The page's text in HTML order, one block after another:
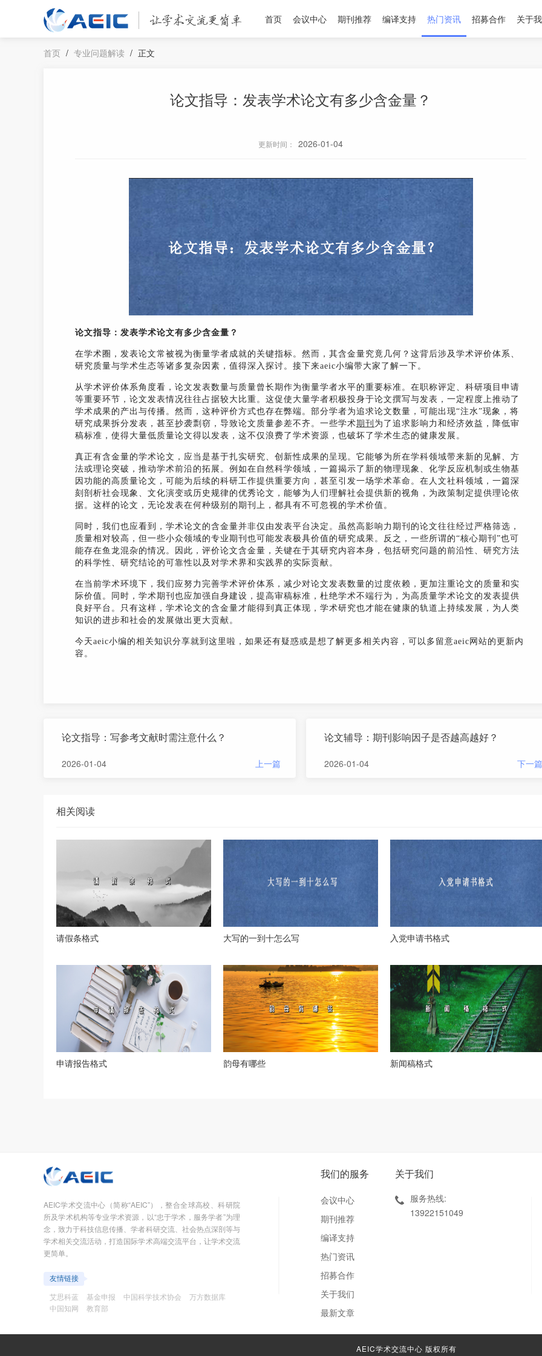
首页 会议中心 期刊推荐 编译支持 热门资讯 招募合作 关于
首页 / 专业问题解读 / 正文
论文指导：发表学术论文有多少含金量？
更新时间： 2026-01-04
论文指导：发表学术论文有多少含金量？
在学术圈，发表论文常被视为衡量学者成就的关键指标。然而，其含金量究竟几何？这背后涉及学术评价体系、
研究质量与学术生态等诸多复杂因素，值得深入探讨。接下来aeic小编带大家了解一下。
从学术评价体系角度看，论文发表数量与质量曾长期作为衡量学者水平的重要标准。在职称评定、科研项目申请
等重要环节，论文发表情况往往占据较大比重。这促使大量学者积极投身于论文撰写与发表，一定程度上推动了
学术成果的产出与传播。然而，这种评价方式也存在弊端。部分学者为追求论文数量，可能出现“注水”现象，将
研究成果拆分发表，甚至抄袭剽窃，导致论文质量参差不齐。一些学术期刊 为了追求影响力和经济效益，降低审
稿标准，使得大量低质量论文得以发表，这不仅浪费了学术资源，也破坏了学术生态的健康发展。
真正有含金量的学术论文，应当是基于扎实研究、创新性成果的呈现。它能够为所在学科领域带来新的见解、方
法或理论突破，推动学术前沿的拓展。例如在自然科学领域，一篇揭示了新的物理现象、化学反应机制或生物基
因功能的高质量论文，可能为后续的科研工作提供重要方向，甚至引发一场学术革命。在人文社科领域，一篇深
刻剖析社会现象、文化演变或历史规律的优秀论文，能够为人们理解社会提供新的视角，为政策制定提供理论依
据。这样的论文，无论发表在何种级别的期刊上，都具有不可忽视的学术价值。
同时，我们也应看到，学术论文的含金量并非仅由发表平台决定。虽然高影响力期刊的论文往往经过严格筛选，
质量相对较高，但一些小众领域的专业期刊也可能发表极具价值的研究成果。反之，一些所谓的“核心期刊”也可
能存在鱼龙混杂的情况。因此，评价论文含金量，关键在于其研究内容本身，包括研究问题的前沿性、研究方法
的科学性、研究结论的可靠性以及对学术界和实践界的实际贡献。
在当前学术环境下，我们应努力完善学术评价体系，减少对论文发表数量的过度依赖，更加注重论文的质量和实
际价值。同时，学术期刊也应加强自身建设，提高审稿标准，杜绝学术不端行为，为高质量学术论文的发表提供
良好平台。只有这样，学术论文的含金量才能得到真正体现，学术研究也才能在健康的轨道上持续发展，为人类
知识的进步和社会的发展做出更大贡献。
今天aeic小编的相关知识分享就到这里啦，如果还有疑惑或是想了解更多相关内容，可以多留意aeic网站的更新内
容。
论文指导：写参考文献时需注意什么？
2026-01-04 上一篇
论文辅导：期刊影响因子是否越高越好？
2026-01-04 下一篇
相关阅读
请假条格式 大写的一到十怎么写 入党申请书格式
申请报告格式 韵母有哪些 新闻稿格式
AEIC学术交流中心（简称“AEIC”），整合全球高校、科研院
所及学术机构等专业学术资源，以“忠于学术，服务学者”为理
念，致力于科技信息传播、学者科研交流、社会热点深剖等与
学术相关交流活动，打造国际学术高端交流平台，让学术交流
更简单。
友情链接
艾思科蓝
基金申报 中国科学技术协会
万方数据库
中国知网
教育部
我们的服务
会议中心
期刊推荐
编译支持
热门资讯
招募合作
关于我们
最新文章
关于我们
服务热线:
13922151049
AEIC学术交流中心 版权所有